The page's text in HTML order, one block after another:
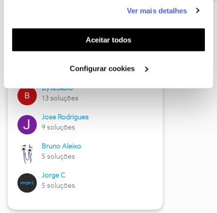
funcionalidades (cookies de personalização e
funcionalidade) e adaptar anúncios aos seus interesses
(cookies de publicidade personalizada). Pode gerir a
utilização dos cookies clicando em "Configurar
Ver mais detalhes
Aceitar todos
Configurar cookies
Hall of Fame de julho
17 soluções
ByteSábio
13 soluções
Jose Rodrigues
9 soluções
Bruno Aleixo
5 soluções
Jorge C
5 soluções